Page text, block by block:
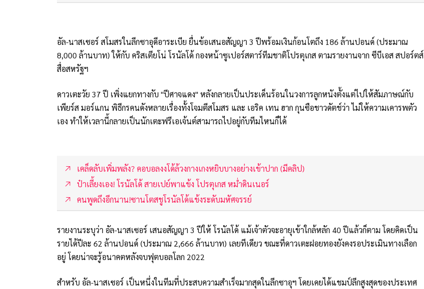
อัล-นาสเซอร์ สโมสรในลีกซาอุดีอาระเบีย ยื่นข้อเสนอสัญญา 3 ปีพร้อมเงินก้อนโตถึง 186 ล้านปอนด์ (ประมาณ
8,000 ล้านบาท) ให้กับ คริสเตียโน่ โรนัลโด้ กองหน้าซูเปอร์สตาร์ทีมชาติโปรตุเกส ตามรายงานจาก ซีบีเอส สปอร์ตส์
สื่อสหรัฐฯ
ดาวเตะวัย 37 ปี เพิ่งแยกทางกับ "ปีศาจแดง" หลังกลายเป็นประเด็นร้อนในวงการลูกหนังตั้งแต่ไปให้สัมภาษณ์กับ
เพียร์ส มอร์แกน พิธีกรคนดังหลายเรื่องทั้งโจมตีสโมสร และ เอริค เทน ฮาก กุนซือชาวดัตช์ว่า ไม่ให้ความเคารพตัว
เอง ทำให้เวลานี้กลายเป็นนักเตะฟรีเอเจ้นต์สามารถไปอยู่กับทีมไหนก็ได้
เคล็ดลับเพิ่มพลัง? คอบอลงงโด้ล้วงกางเกงหยิบบางอย่างเข้าปาก (มีคลิป)
ป๋าเลี้ยงเอง! โรนัลโด้ สายเปย์พาแข้ง โปรตุเกส หม่ำดินเนอร์
คนพูดถึงอีกนาน!ซานโตสชูโรนัลโด้แข้งระดับมหัศจรรย์
รายงานระบุว่า อัล-นาสเซอร์ เสนอสัญญา 3 ปีให้ โรนัลโด้ แม้เจ้าตัวจะอายุเข้าใกล้หลัก 40 ปีแล้วก็ตาม โดยคิดเป็น
รายได้ปีละ 62 ล้านปอนด์ (ประมาณ 2,666 ล้านบาท) เลยทีเดียว ขณะที่ดาวเตะฝอยทองยังคงรอประเมินทางเลือก
อยู่ โดยน่าจะรู้อนาคตหลังจบฟุตบอลโลก 2022
สำหรับ อัล-นาสเซอร์ เป็นหนึ่งในทีมที่ประสบความสำเร็จมากสุดในลีกซาอุฯ โดยเคยได้แชมป์ลีกสูงสุดของประเทศ